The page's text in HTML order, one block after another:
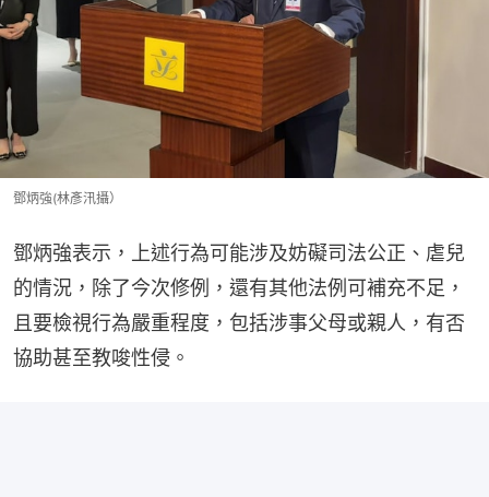
鄧炳強(林彥汛攝）
鄧炳強表示，上述行為可能涉及妨礙司法公正、虐兒
的情況，除了今次修例，還有其他法例可補充不足，
且要檢視行為嚴重程度，包括涉事父母或親人，有否
協助甚至教唆性侵。